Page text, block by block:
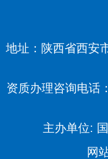
地址：陕西省西安
资质办理咨询电话
主办单位:
网